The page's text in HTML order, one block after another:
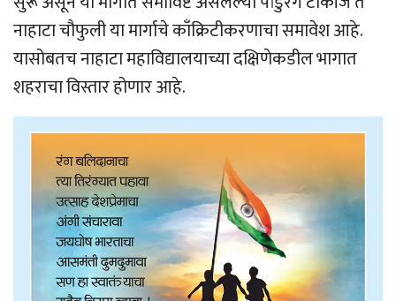
नाहाटा चौफुली या मार्गाचे काँक्रिटीकरणाचा समावेश आहे.
यासोबतच नाहाटा महाविद्यालयाच्या दक्षिणेकडील भागात
शहराचा विस्तार होणार आहे.